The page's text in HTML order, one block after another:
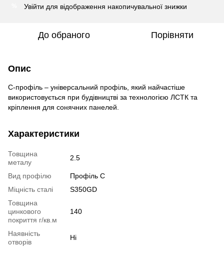
Увійти для відображення накопичувальної знижки
До обраного Порівняти
Опис
С-профіль – універсальний профіль, який найчастіше
використовується при будівництві за технологією ЛСТК та
кріплення для сонячних панелей.
Характеристики
Товщина
металу
2.5
Вид профілю
Профіль C
Міцність сталі
S350GD
Товщина
цинкового
покриття г/кв.м
140
Наявність
отворів
Ні